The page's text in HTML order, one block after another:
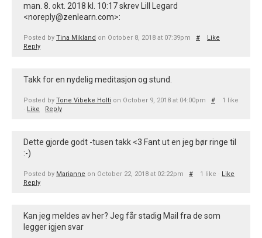
man. 8. okt. 2018 kl. 10:17 skrev Lill Legard
<noreply@zenlearn.com>:
Posted by Tina Mikland on October 8, 2018 at 07:39pm #
Like
Reply
Takk for en nydelig meditasjon og stund.
Posted by Tone Vibeke Holti on October 9, 2018 at 04:00pm #
1 like
· Like Reply
Dette gjorde godt -tusen takk <3 Fant ut en jeg bør ringe til
:-)
Posted by Marianne on October 22, 2018 at 02:22pm # 1 like · Like
Reply
Kan jeg meldes av her? Jeg får stadig Mail fra de som
legger igjen svar